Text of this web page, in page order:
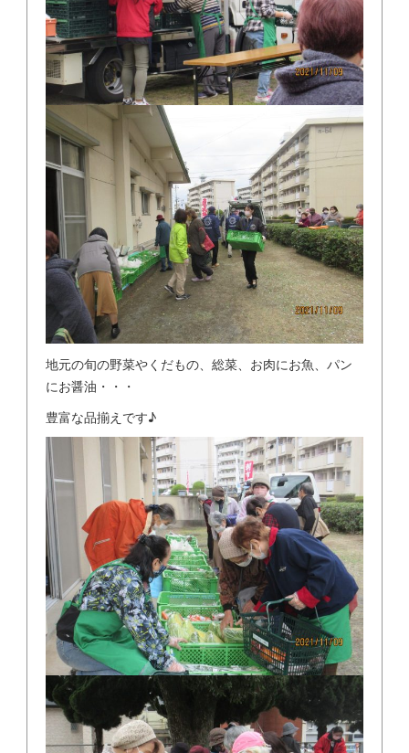
地元の旬の野菜やくだもの、総菜、お肉にお魚、パン
にお醤油・・・
豊富な品揃えです♪